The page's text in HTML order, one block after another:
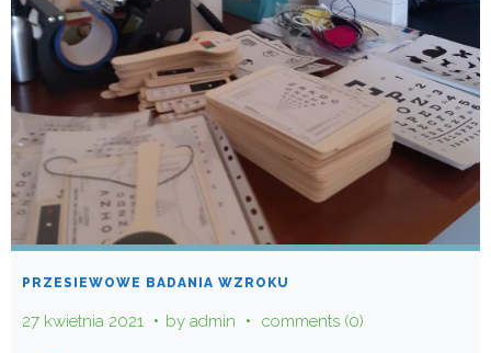
PRZESIEWOWE BADANIA WZROKU
27 kwietnia 2021 by admin comments (0)